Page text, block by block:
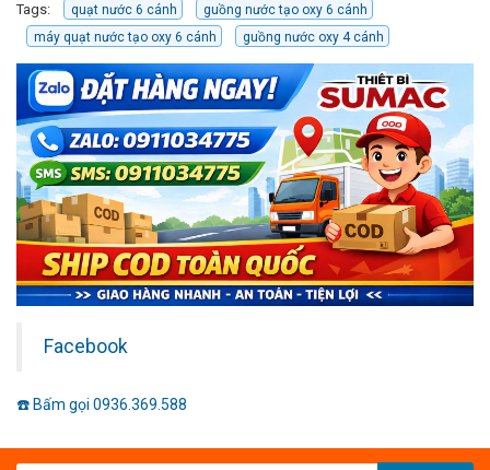
Tags: quạt nước 6 cánh
guồng nước tạo oxy 6 cánh
máy quạt nước tạo oxy 6 cánh
guồng nước oxy 4 cánh
Facebook
☎️ Bấm gọi 0936.369.588